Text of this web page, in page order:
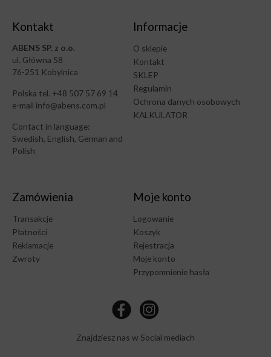
Kontakt
ABENS SP. z o.o.
ul. Główna 58
76-251 Kobylnica
Polska tel. +48 507 57 69 14
e-mail info@abens.com.pl
Contact in language:
Swedish, English, German and
Polish
Informacje
O sklepie
Kontakt
SKLEP
Regulamin
Ochrona danych osobowych
KALKULATOR
Zamówienia
Transakcje
Płatności
Reklamacje
Zwroty
Moje konto
Logowanie
Koszyk
Rejestracja
Moje konto
Przypomnienie hasła
Znajdziesz nas w Social mediach